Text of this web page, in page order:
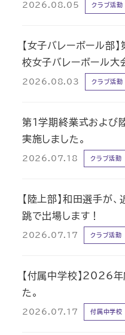
2026.08.05 クラブ活動
【女子バレーボール部
校女子バレーボール大
2026.08.03 クラブ活動
第1学期終業式および
実施しました。
2026.07.18 クラブ活動
【陸上部】和田選手が
跳で出場します！
2026.07.17 クラブ活動
【付属中学校】2026
た。
2026.07.17 付属中学校